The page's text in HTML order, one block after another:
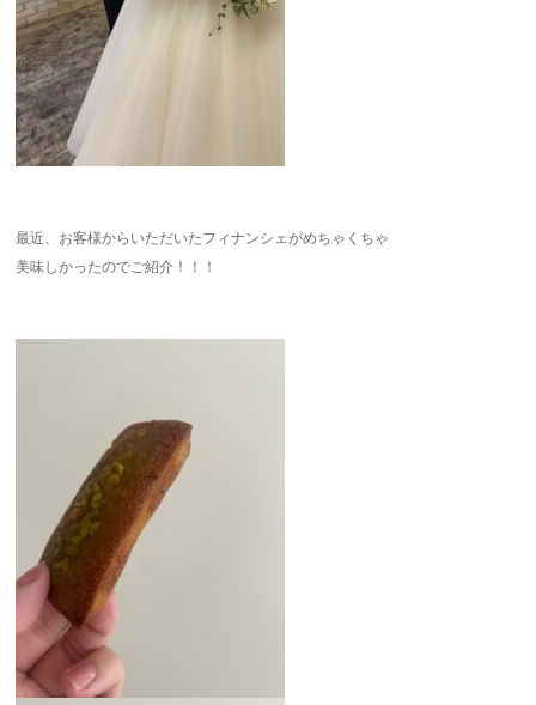
最近、お客様からいただいたフィナンシェがめちゃくちゃ
美味しかったのでご紹介！！！